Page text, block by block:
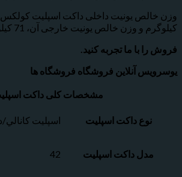
وزن خالص یونیت خارجی آن، 71 کیلوگرم است.
با ما تجربه کنید.
آنلاین فروشگاه فروشگاه ها
مشخصات کلی داکت اسپلیت
نوع داکت اسپلیت اسپليت کانالي/داکت
داکت اسپلیت 42